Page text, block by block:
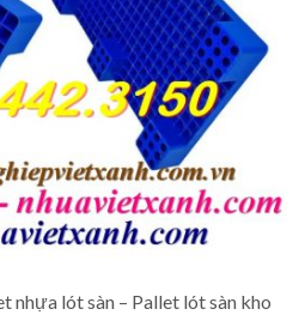
nhựa lót sàn – Pallet lót sàn kho